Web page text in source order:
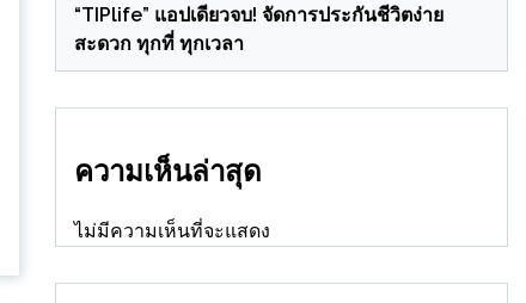
“TIPlife” แอปเดียวจบ! จัดการประกันชีวิตง่าย
สะดวก ทุกที่ ทุกเวลา
ความเห็นล่าสุด
ไม่มีความเห็นที่จะแสดง